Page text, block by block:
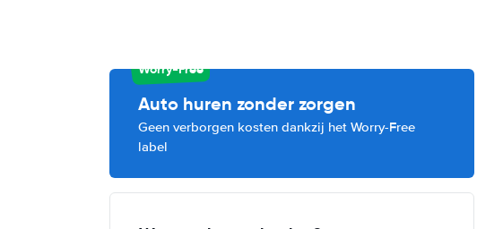
Worry-Free
Auto huren zonder zorgen
Geen verborgen kosten dankzij het Worry-Free
label